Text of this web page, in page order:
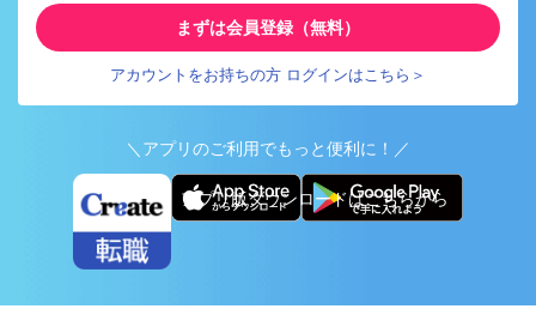
まずは会員登録（無料）
アカウントをお持ちの方 ログインはこちら＞
＼アプリのご利用でもっと便利に！／
アプリ版ダウンロードはこちらから